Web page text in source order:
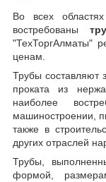
Во всех
востребованы
"ТехТоргАлматы"
ценам.
Трубы составляют
проката из
наиболее
машиностроении,
также в
других отраслей
Трубы,
формой,